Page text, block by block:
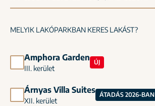
MELYIK LAKÓPARKBAN KERES LAKÁST?
Amphora Garden
III. kerület
ÚJ
Árnyas Villa Suites
XII. kerület
ÁTADÁS 2026-BAN